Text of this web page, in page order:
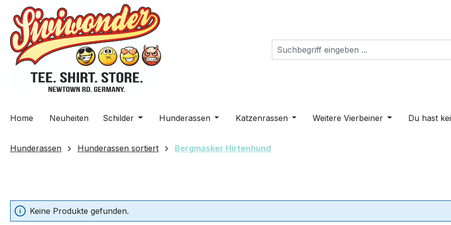
Hauptinhalt springen
Zur Suche springen
Zur Hauptnavigation springen
Home Neuheiten Schilder Öffne oder Schließe das Dropdown der Kategorie Schilder
Hunderassen Öffne oder Schließe das Dropdown der Kategorie
Katzenrassen Öffne oder Schließe das Dropdown der
Weitere Vierbeiner Öffne oder
Du hast
Hunderassen Hunderassen sortiert Bergmasker Hirtenhund
Keine Produkte gefunden.